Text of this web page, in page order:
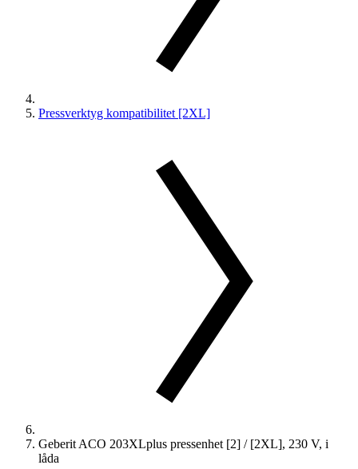
Pressverktyg kompatibilitet [2XL]
Geberit ACO 203XLplus pressenhet [2] / [2XL], 230 V, i
låda